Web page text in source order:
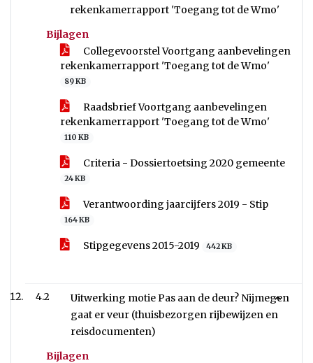
rekenkamerrapport 'Toegang tot de Wmo'
Bijlagen
Collegevoorstel Voortgang aanbevelingen
rekenkamerrapport 'Toegang tot de Wmo'
89 KB
Raadsbrief Voortgang aanbevelingen
rekenkamerrapport 'Toegang tot de Wmo'
110 KB
Criteria - Dossiertoetsing 2020 gemeente
24 KB
Verantwoording jaarcijfers 2019 - Stip
164 KB
Stipgegevens 2015-2019 442 KB
4.2
Uitwerking motie Pas aan de deur? Nijmegen
gaat er veur (thuisbezorgen rijbewijzen en
reisdocumenten)
Bijlagen